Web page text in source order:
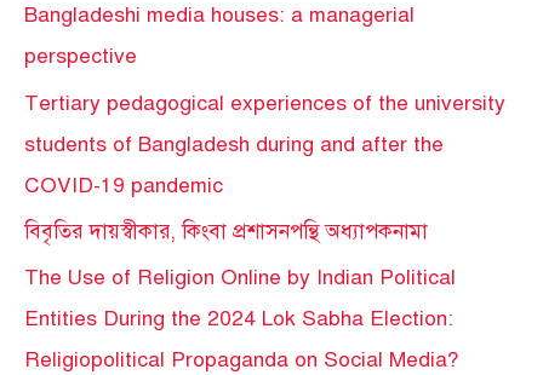
Bangladeshi media houses: a managerial
perspective
Tertiary pedagogical experiences of the university
students of Bangladesh during and after the
COVID-19 pandemic
বিবৃতির দায়স্বীকার, কিংবা প্রশাসনপন্থি অধ্যাপকনামা
The Use of Religion Online by Indian Political
Entities During the 2024 Lok Sabha Election:
Religiopolitical Propaganda on Social Media?